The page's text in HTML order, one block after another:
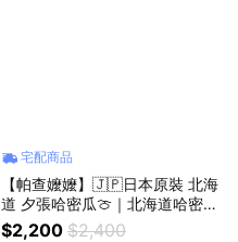
宅配商品
【帕查嬤嬤】🇯🇵日本原裝 北海
道 夕張哈密瓜🍈｜北海道哈密瓜
禮盒
$2,200 $2,400